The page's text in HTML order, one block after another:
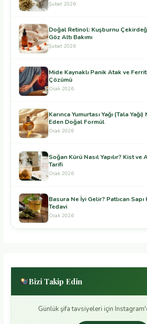
Şubat 2026
Doğal Retinol: Kuşburnu Çekirdeği
Göz Altı Bakımı
Şubat 2026
Mide Kaynaklı Panik Atak ve
Çözümü
Ocak 2026
Karınca Yumurtası Yağı (Tala
Eden Doğal Formül
Ocak 2026
Soğan Kürü Nasıl Yapılır? Kist
Tarifi
Ocak 2026
Basura Ne İyi Gelir? Patlıcan
Tedavi
Ocak 2026
Bizi Takip Edin
Günlük şifa tavsiyeleri için